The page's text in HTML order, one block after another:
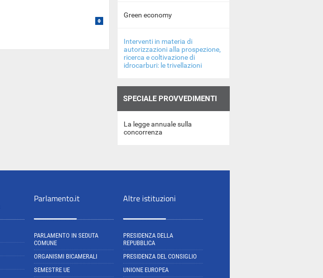
Green economy
Interventi in materia di
autorizzazioni alla prospezione,
ricerca e coltivazione di
idrocarburi: le trivellazioni
SPECIALE PROVVEDIMENTI
La legge annuale sulla
concorrenza
Parlamento.it
PARLAMENTO IN SEDUTA
COMUNE
ORGANISMI BICAMERALI
SEMESTRE UE
Altre istituzioni
PRESIDENZA DELLA
REPUBBLICA
PRESIDENZA DEL CONSIGLIO
UNIONE EUROPEA